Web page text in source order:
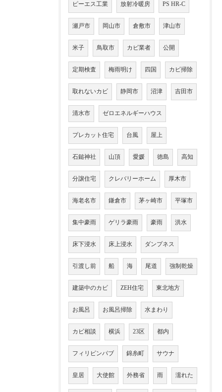
ピーエス工業 放射冷暖房 PS HR-C
瀬戸市 岡山市 倉敷市 津山市
米子 鳥取市 カビ業者 公開
定期検査 梅雨明け 四国 カビ掃除
取れないカビ 静岡市 沼津 吉田市
清水市 ゼロエネルギーハウス
プレカット住宅 台風 屋上
石鎚神社 山頂 愛媛 徳島 高知
分譲住宅 クレバリーホーム 厚木市
海老名市 鎌倉市 茅ヶ崎市 平塚市
集中豪雨 ゲリラ豪雨 豪雨 洪水
床下浸水 床上浸水 ダンプネス
引渡し前 船 海 尾道 強制乾燥
建築中のカビ ZEH住宅 東北地方
お風呂 お風呂掃除 水まわり
カビ相談 横浜 23区 都内
フィリピンパブ 錦糸町 サウナ
皇居 大使館 外務省 雨 濡れた